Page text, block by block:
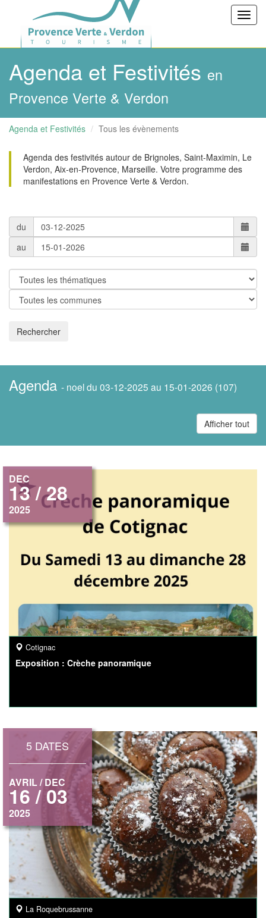
Agenda et Festivités en
Provence Verte & Verdon
Agenda et Festivités Tous les évènements
Agenda des festivités autour de Brignoles, Saint-Maximin, Le
Verdon, Aix-en-Provence, Marseille. Votre programme des
manifestations en Provence Verte & Verdon.
du
au
Rechercher
Agenda - noel du 03-12-2025 au 15-01-2026 (107)
Afficher tout
DEC
13 / 28
2025
Cotignac
Exposition : Crèche panoramique
5 DATES
AVRIL / DEC
16 / 03
2025
La Roquebrussanne